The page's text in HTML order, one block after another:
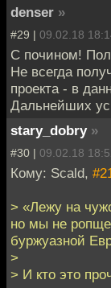
denser »
#29 | 09.02.18
С почином!
Не всегда
проекта - в
Дальнейших
stary_dobry »
#30 | 09.02.18
Кому: Scald,
> «Лежу на
но мы не
буржуазной
>
> И кто это